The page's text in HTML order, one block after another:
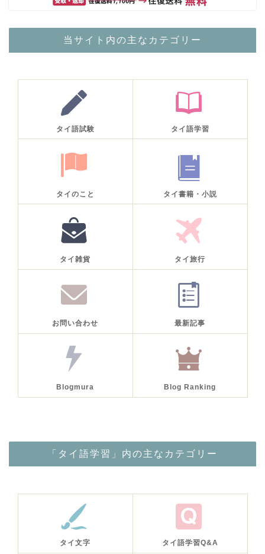
当サイト内の主なカテゴリー
タイ語試験 タイ語学習
タイのこと タイ書籍・小説
タイ雑貨 タイ旅行
お問い合わせ 最新記事
Blogmura Blog Ranking
「タイ語学習」内の主なカテゴリー
タイ文字 タイ語学習Q&A